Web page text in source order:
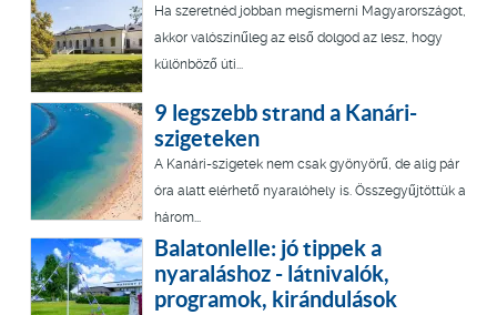
Ha szeretnéd jobban megismerni Magyarországot,
akkor valószínűleg az első dolgod az lesz, hogy
különböző úti...
9 legszebb strand a Kanári-
szigeteken
A Kanári-szigetek nem csak gyönyörű, de alig pár
óra alatt elérhető nyaralóhely is. Összegyűjtöttük a
három...
Balatonlelle: jó tippek a
nyaraláshoz - látnivalók,
programok, kirándulások